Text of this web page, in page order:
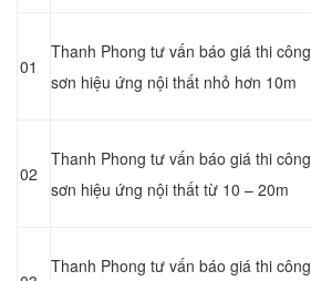
01
Thanh Phong tư vấn báo giá thi công
sơn hiệu ứng nội thất nhỏ hơn 10m
02
Thanh Phong tư vấn báo giá thi công
sơn hiệu ứng nội thất từ 10 – 20m
Thanh Phong tư vấn báo giá thi công